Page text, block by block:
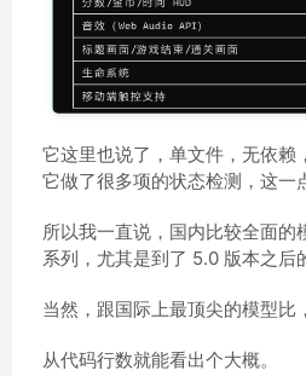
它这里也说了，单文件，无依赖
它做了很多项的状态检测，这一
所以我一直说，国内比较全面的
系列，尤其是到了 5.0 版本之后
当然，跟国际上最顶尖的模型比
从代码行数就能看出个大概。